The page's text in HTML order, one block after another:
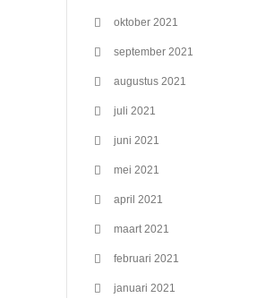
oktober 2021
september 2021
augustus 2021
juli 2021
juni 2021
mei 2021
april 2021
maart 2021
februari 2021
januari 2021